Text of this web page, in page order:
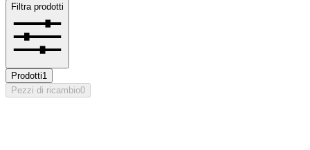
Filtra prodotti
Prodotti1
Pezzi di ricambio0